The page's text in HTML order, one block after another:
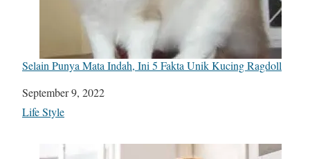
Selain Punya Mata Indah, Ini 5 Fakta Unik Kucing Ragdoll
Date
September 9, 2022
In relation to
Life Style